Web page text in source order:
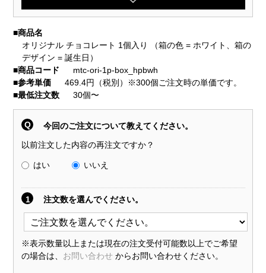
■商品名
オリジナル チョコレート 1個入り （箱の色 = ホワイト、箱の
デザイン = 誕生日）
■商品コード
mtc-ori-1p-box_hpbwh
■参考単価
469.4円（税別）※300個ご注文時の単価です。
■最低注文数 30個〜
Q 今回のご注文について教えてください。
以前注文した内容の再注文ですか？
はい いいえ
1 注文数を選んでください。
※表示数量以上または現在の注文受付可能数以上でご希望
の場合は、 お問い合わせ からお問い合わせください。